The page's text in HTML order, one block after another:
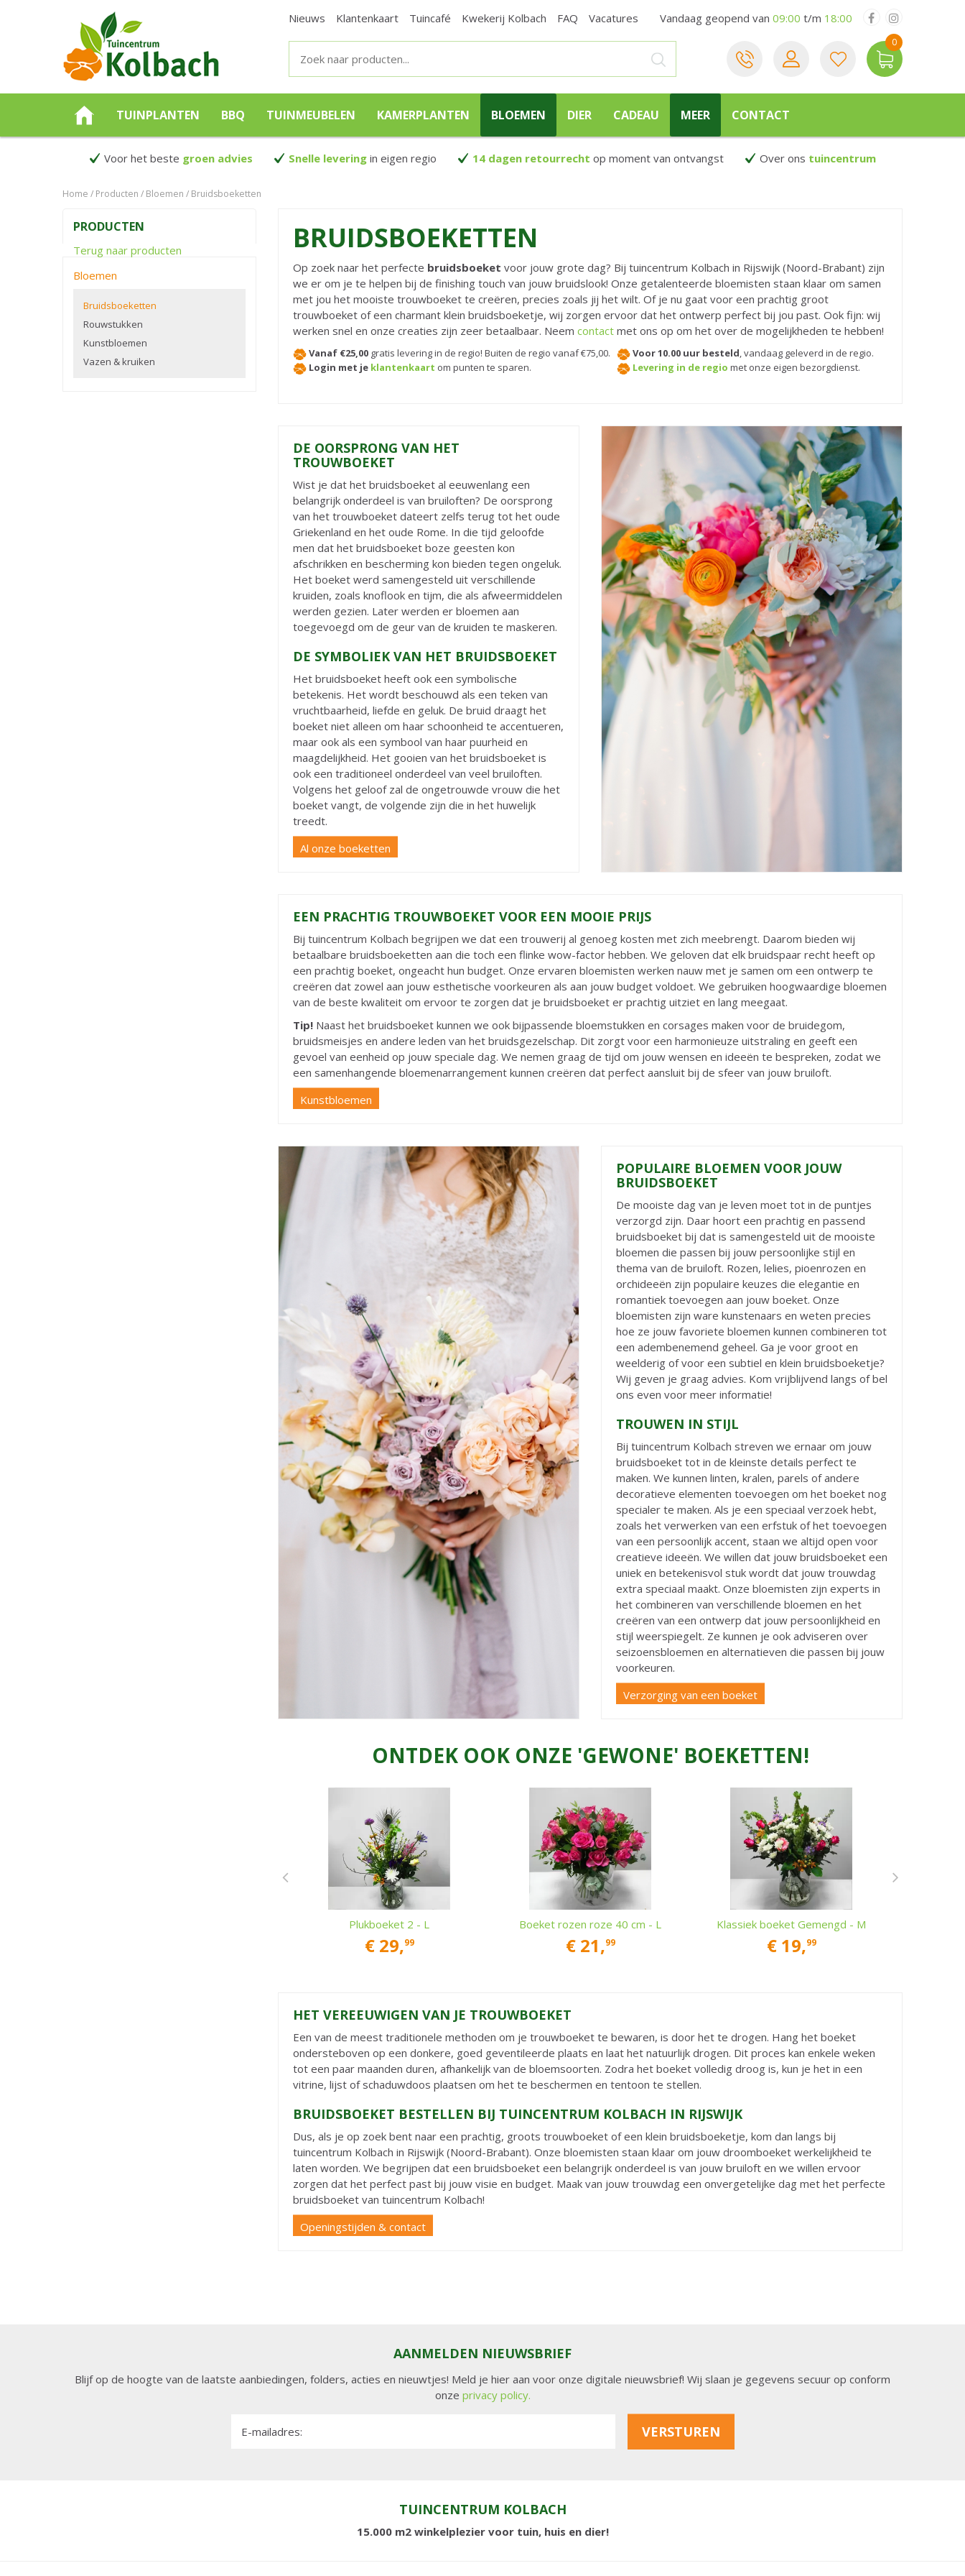
Home Producten Bloemen Bruidsboeketten
Nieuws Klantenkaart Tuincafé Kwekerij Kolbach FAQ Vacatures Vandaag geopend van 09:00 t/m 18:00
TUINPLANTEN BBQ TUINMEUBELEN KAMERPLANTEN BLOEMEN DIER CADEAU MEER CONTACT
Voor het beste groen advies Snelle leveringin eigen regio 14 dagen retourrecht op moment van ontvangst Over ons tuincentrum
BRUIDSBOEKETTEN
Op zoek naar het perfecte bruidsboeket voor jouw grote dag? Bij tuincentrum Kolbach in Rijswijk (Noord-Brabant) zijn
we er om je te helpen bij de finishing touch van jouw bruidslook! Onze getalenteerde bloemisten staan klaar om samen
met jou het mooiste trouwboeket te creëren, precies zoals jij het wilt. Of je nu gaat voor een prachtig groot
trouwboeket of een charmant klein bruidsboeketje, wij zorgen ervoor dat het ontwerp perfect bij jou past. Ook fijn: wij
werken snel en onze creaties zijn zeer betaalbaar. Neem contact met ons op om het over de mogelijkheden te hebben!
Vanaf €25,00 gratis levering in de regio! Buiten de regio vanaf €75,00. Voor 10.00 uur besteld,vandaag geleverd in de regio.
Login met je klantenkaart om punten te sparen. Levering in de regio met onze eigen bezorgdienst.
DE OORSPRONG VAN HET
TROUWBOEKET
Wist je dat het bruidsboeket al eeuwenlang een
belangrijk onderdeel is van bruiloften? De oorsprong
van het trouwboeket dateert zelfs terug tot het oude
Griekenland en het oude Rome. In die tijd geloofde
men dat het bruidsboeket boze geesten kon
afschrikken en bescherming kon bieden tegen ongeluk.
Het boeket werd samengesteld uit verschillende
kruiden, zoals knoflook en tijm, die als afweermiddelen
werden gezien. Later werden er bloemen aan
toegevoegd om de geur van de kruiden te maskeren.
DE SYMBOLIEK VAN HET BRUIDSBOEKET
Het bruidsboeket heeft ook een symbolische
betekenis. Het wordt beschouwd als een teken van
vruchtbaarheid, liefde en geluk. De bruid draagt het
boeket niet alleen om haar schoonheid te accentueren,
maar ook als een symbool van haar puurheid en
maagdelijkheid. Het gooien van het bruidsboeket is
ook een traditioneel onderdeel van veel bruiloften.
Volgens het geloof zal de ongetrouwde vrouw die het
boeket vangt, de volgende zijn die in het huwelijk
treedt.
Al onze boeketten
EEN PRACHTIG TROUWBOEKET VOOR EEN MOOIE PRIJS
Bij tuincentrum Kolbach begrijpen we dat een trouwerij al genoeg kosten met zich meebrengt. Daarom bieden wij
betaalbare bruidsboeketten aan die toch een flinke wow-factor hebben. We geloven dat elk bruidspaar recht heeft op
een prachtig boeket, ongeacht hun budget. Onze ervaren bloemisten werken nauw met je samen om een ontwerp te
creëren dat zowel aan jouw esthetische voorkeuren als aan jouw budget voldoet. We gebruiken hoogwaardige bloemen
van de beste kwaliteit om ervoor te zorgen dat je bruidsboeket er prachtig uitziet en lang meegaat.
Tip! Naast het bruidsboeket kunnen we ook bijpassende bloemstukken en corsages maken voor de bruidegom,
bruidsmeisjes en andere leden van het bruidsgezelschap. Dit zorgt voor een harmonieuze uitstraling en geeft een
gevoel van eenheid op jouw speciale dag. We nemen graag de tijd om jouw wensen en ideeën te bespreken, zodat we
een samenhangende bloemenarrangement kunnen creëren dat perfect aansluit bij de sfeer van jouw bruiloft.
Kunstbloemen
POPULAIRE BLOEMEN VOOR JOUW
BRUIDSBOEKET
De mooiste dag van je leven moet tot in de puntjes
verzorgd zijn. Daar hoort een prachtig en passend
bruidsboeket bij dat is samengesteld uit de mooiste
bloemen die passen bij jouw persoonlijke stijl en
thema van de bruiloft. Rozen, lelies, pioenrozen en
orchideeën zijn populaire keuzes die elegantie en
romantiek toevoegen aan jouw boeket. Onze
bloemisten zijn ware kunstenaars en weten precies
hoe ze jouw favoriete bloemen kunnen combineren tot
een adembenemend geheel. Ga je voor groot en
weelderig of voor een subtiel en klein bruidsboeketje?
Wij geven je graag advies. Kom vrijblijvend langs of bel
ons even voor meer informatie!
TROUWEN IN STIJL
Bij tuincentrum Kolbach streven we ernaar om jouw
bruidsboeket tot in de kleinste details perfect te
maken. We kunnen linten, kralen, parels of andere
decoratieve elementen toevoegen om het boeket nog
specialer te maken. Als je een speciaal verzoek hebt,
zoals het verwerken van een erfstuk of het toevoegen
van een persoonlijk accent, staan we altijd open voor
creatieve ideeën. We willen dat jouw bruidsboeket een
uniek en betekenisvol stuk wordt dat jouw trouwdag
extra speciaal maakt. Onze bloemisten zijn experts in
het combineren van verschillende bloemen en het
creëren van een ontwerp dat jouw persoonlijkheid en
stijl weerspiegelt. Ze kunnen je ook adviseren over
seizoensbloemen en alternatieven die passen bij jouw
voorkeuren.
Verzorging van een boeket
ONTDEK OOK ONZE 'GEWONE' BOEKETTEN!
Plukboeket 2 - L
€ 29,99
Boeket rozen roze 40 cm - L
€ 21,99
Klassiek boeket Gemengd - M
€ 19,99
HET VEREEUWIGEN VAN JE TROUWBOEKET
Een van de meest traditionele methoden om je trouwboeket te bewaren, is door het te drogen. Hang het boeket
ondersteboven op een donkere, goed geventileerde plaats en laat het natuurlijk drogen. Dit proces kan enkele weken
tot een paar maanden duren, afhankelijk van de bloemsoorten. Zodra het boeket volledig droog is, kun je het in een
vitrine, lijst of schaduwdoos plaatsen om het te beschermen en tentoon te stellen.
BRUIDSBOEKET BESTELLEN BIJ TUINCENTRUM KOLBACH IN RIJSWIJK
Dus, als je op zoek bent naar een prachtig, groots trouwboeket of een klein bruidsboeketje, kom dan langs bij
tuincentrum Kolbach in Rijswijk (Noord-Brabant). Onze bloemisten staan klaar om jouw droomboeket werkelijkheid te
laten worden. We begrijpen dat een bruidsboeket een belangrijk onderdeel is van jouw bruiloft en we willen ervoor
zorgen dat het perfect past bij jouw visie en budget. Maak van jouw trouwdag een onvergetelijke dag met het perfecte
bruidsboeket van tuincentrum Kolbach!
Openingstijden & contact
PRODUCTEN
Terug naar producten
Bloemen
Bruidsboeketten
Rouwstukken
Kunstbloemen
Vazen & kruiken
AANMELDEN NIEUWSBRIEF
Blijf op de hoogte van de laatste aanbiedingen, folders, acties en nieuwtjes! Meld je hier aan voor onze digitale nieuwsbrief! Wij slaan je gegevens secuur op conform
onze privacy policy.
E-mailadres:
TUINCENTRUM KOLBACH
15.000 m2 winkelplezier voor tuin, huis en dier!